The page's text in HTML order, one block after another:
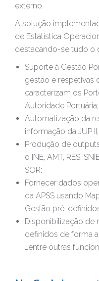
externo.
A solução
de Estatística
destacando-se tudo o
Suporte à Gestão
gestão e respetivas
caracterizam os
Autoridade Portuária;
Automatização da
informação da JUP II;
Produção de
o INE, AMT, RES,
SOR;
Fornecer dados
da APSS usando
Gestão pré-
Disponibilização de
definidos de forma
…entre outras